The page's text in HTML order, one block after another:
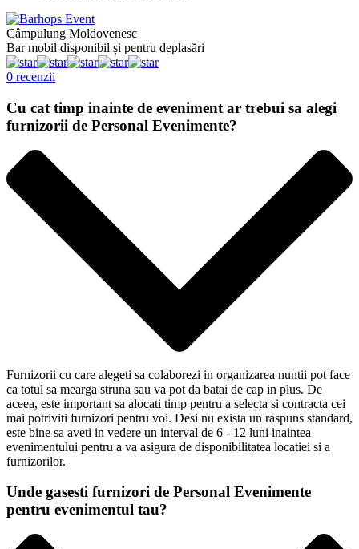
Câmpulung Moldovenesc
Bar mobil disponibil și pentru deplasări
0 recenzii
Cu cat timp inainte de eveniment ar trebui sa alegi
furnizorii de Personal Evenimente?
Furnizorii cu care alegeti sa colaborezi in organizarea nuntii pot face
ca totul sa mearga struna sau va pot da batai de cap in plus. De
aceea, este important sa alocati timp pentru a selecta si contracta cei
mai potriviti furnizori pentru voi. Desi nu exista un raspuns standard,
este bine sa aveti in vedere un interval de 6 - 12 luni inaintea
evenimentului pentru a va asigura de disponibilitatea locatiei si a
furnizorilor.
Unde gasesti furnizori de Personal Evenimente
pentru evenimentul tau?